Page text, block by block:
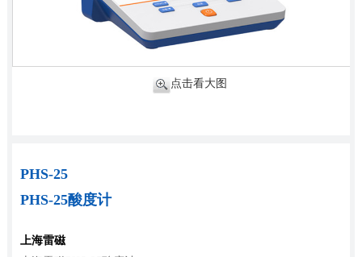
点击看大图
PHS-25
PHS-25酸度计
上海雷磁